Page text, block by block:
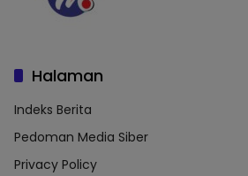
Halaman
Indeks Berita
Pedoman Media Siber
Privacy Policy